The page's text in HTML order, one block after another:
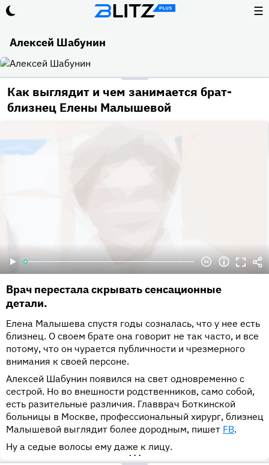
☰
Алексей Шабунин
Как выглядит и чем занимается брат-
близнец Елены Малышевой
Врач перестала скрывать сенсационные
детали.
Елена Малышева спустя годы созналась, что у нее есть
близнец. О своем брате она говорит не так часто, и все
потому, что он чурается публичности и чрезмерного
внимания к своей персоне.
Алексей Шабунин появился на свет одновременно с
сестрой. Но во внешности родственников, само собой,
есть разительные различия. Главврач Боткинской
больницы в Москве, профессиональный хирург, близнец
Малышевой выглядит более дородным, пишет FB.
Ну а седые волосы ему даже к лицу.
•••